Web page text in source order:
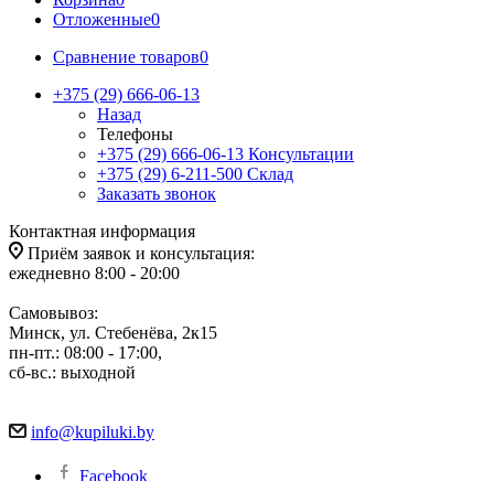
Отложенные0
Сравнение товаров0
+375 (29) 666-06-13
Назад
Телефоны
+375 (29) 666-06-13 Консультации
+375 (29) 6-211-500 Склад
Заказать звонок
Контактная информация
Приём заявок и консультация:
ежедневно 8:00 - 20:00
Самовывоз:
Минск, ул. Стебенёва, 2к15
пн-пт.: 08:00 - 17:00,
сб-вс.: выходной
info@kupiluki.by
Facebook